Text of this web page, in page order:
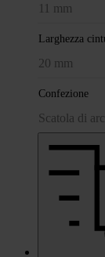
11 mm
Larghezza
20 mm
Confezione
Scatola di